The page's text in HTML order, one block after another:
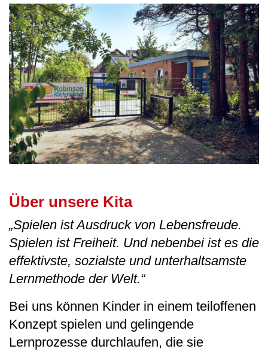
Über unsere Kita
„Spielen ist Ausdruck von Lebensfreude.
Spielen ist Freiheit. Und nebenbei ist es die
effektivste, sozialste und unterhaltsamste
Lernmethode der Welt.“
Bei uns können Kinder in einem teiloffenen
Konzept spielen und gelingende
Lernprozesse durchlaufen, die sie